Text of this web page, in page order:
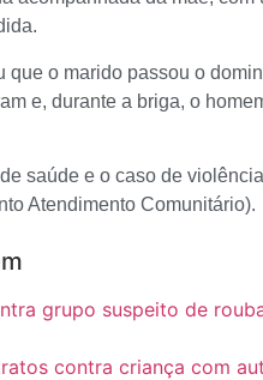
o marido passou o
e, durante a briga, o
saúde e o caso de
Atendimento Comunitário).
grupo suspeito de
contra criança com